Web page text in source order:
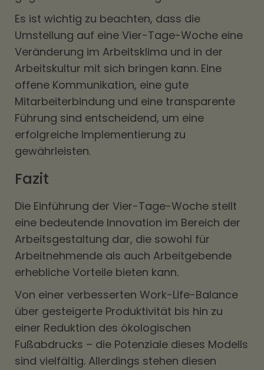
Es ist wichtig zu beachten, dass die
Umstellung auf eine Vier-Tage-Woche eine
Veränderung im Arbeitsklima und in der
Arbeitskultur mit sich bringen kann. Eine
offene Kommunikation, eine gute
Mitarbeiterbindung und eine transparente
Führung sind entscheidend, um eine
erfolgreiche Implementierung zu
gewährleisten.
Fazit
Die Einführung der Vier-Tage-Woche stellt
eine bedeutende Innovation im Bereich der
Arbeitsgestaltung dar, die sowohl für
Arbeitnehmende als auch Arbeitgebende
erhebliche Vorteile bieten kann.
Von einer verbesserten Work-Life-Balance
über gesteigerte Produktivität bis hin zu
einer Reduktion des ökologischen
Fußabdrucks – die Potenziale dieses Modells
sind vielfältig. Allerdings stehen diesen